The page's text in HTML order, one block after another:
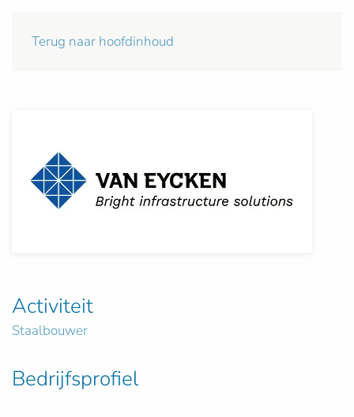
Terug naar hoofdinhoud
Activiteit
Staalbouwer
Bedrijfsprofiel